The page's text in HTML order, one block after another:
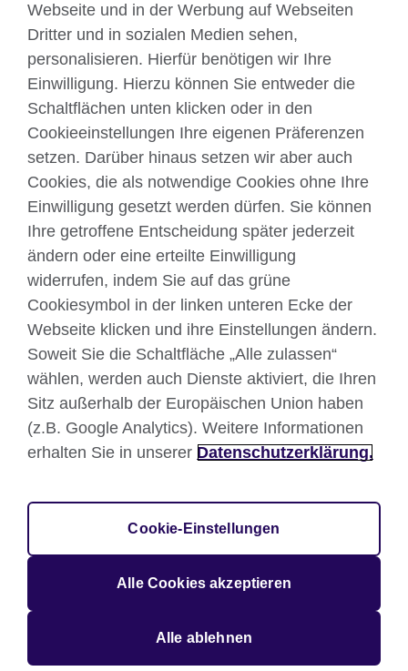
Über uns
Englisch unterrichten
Kontakt
Facebook Twitter
YouTube
TikTok
British Council global
Datenschutzerklärung
Nutzungsbedingungen
Your comments and complaints
Cookies
Impressum
© 2026 British Council
Großbritanniens internationale Organisation für
Wohltätigkeitsorganisation: 209131 (England und Wales)
Webseite und in der Werbung auf Webseiten
Dritter und in sozialen Medien sehen,
personalisieren. Hierfür benötigen wir Ihre
Einwilligung. Hierzu können Sie entweder die
Schaltflächen unten klicken oder in den
Cookieeinstellungen Ihre eigenen Präferenzen
setzen. Darüber hinaus setzen wir aber auch
Cookies, die als notwendige Cookies ohne Ihre
Einwilligung gesetzt werden dürfen. Sie können
Ihre getroffene Entscheidung später jederzeit
ändern oder eine erteilte Einwilligung
widerrufen, indem Sie auf das grüne
Cookiesymbol in der linken unteren Ecke der
Webseite klicken und ihre Einstellungen ändern.
Soweit Sie die Schaltfläche „Alle zulassen“
wählen, werden auch Dienste aktiviert, die Ihren
Sitz außerhalb der Europäischen Union haben
(z.B. Google Analytics). Weitere Informationen
erhalten Sie in unserer Datenschutzerklärung.
Cookie-Einstellungen
Alle ablehnen
Alle Cookies akzeptieren